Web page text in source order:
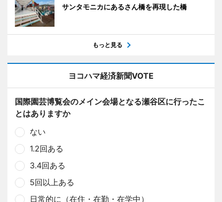
サンタモニカにあるさん橋を再現した橋
もっと見る
ヨコハマ経済新聞VOTE
国際園芸博覧会のメイン会場となる瀬谷区に行ったこ
とはありますか
ない
1.2回ある
3.4回ある
5回以上ある
日常的に（在住・在勤・在学中）